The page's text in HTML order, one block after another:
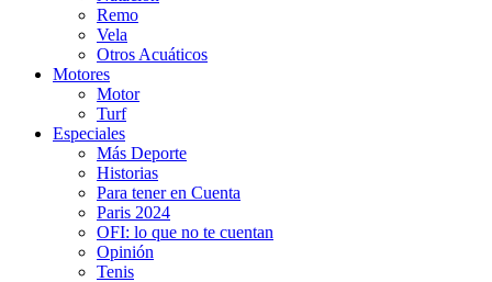
Remo
Vela
Otros Acuáticos
Motores
Motor
Turf
Especiales
Más Deporte
Historias
Para tener en Cuenta
Paris 2024
OFI: lo que no te cuentan
Opinión
Tenis